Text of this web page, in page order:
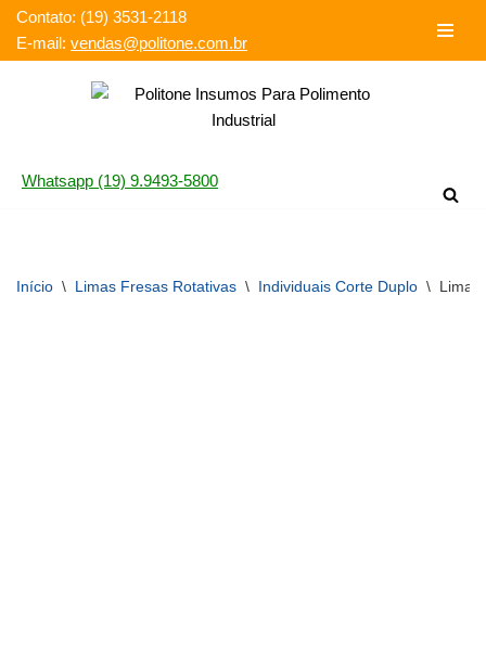
Pular
Contato: (19) 3531-2118‬
E-mail: vendas@politone.com.br
Whatsapp (19) 9.9493-5800
Início \ Limas Fresas Rotativas \ Individuais Corte Duplo \ Lima